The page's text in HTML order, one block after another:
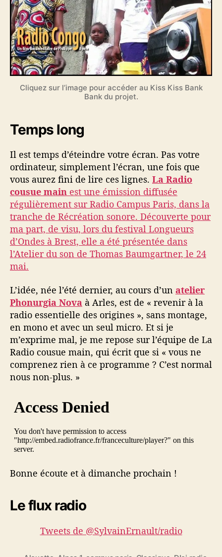
Cliquez sur l’image pour accéder au Kiss Kiss Bank
Bank du projet.
Temps long
Il est temps d’éteindre votre écran. Pas votre
ordinateur, simplement l’écran, une fois que
vous aurez fini de lire ces lignes. La Radio
cousue main est une émission diffusée
régulièrement sur Radio Campus Paris, dans la
tranche de Récréation sonore. Découverte pour
ma part, de visu, lors du festival Longueurs
d’Ondes à Brest, elle a été présentée dans
l’Atelier du son de Thomas Baumgartner, le 24
mai.
L’idée, née l’été dernier, au cours d’un atelier
Phonurgia Nova à Arles, est de « revenir à la
radio essentielle des origines », sans montage,
en mono et avec un seul micro. Et si je
m’exprime mal, je me repose sur l’équipe de La
Radio cousue main, qui écrit que si « vous ne
comprenez rien à ce programme ? C’est normal
nous non-plus. »
Bonne écoute et à dimanche prochain !
Le flux radio
Tweets de @SylvainErnault/radio